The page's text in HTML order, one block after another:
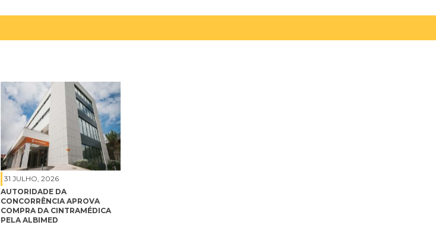
31 JULHO, 2026
AUTORIDADE DA
CONCORRÊNCIA APROVA
COMPRA DA CINTRAMÉDICA
PELA ALBIMED